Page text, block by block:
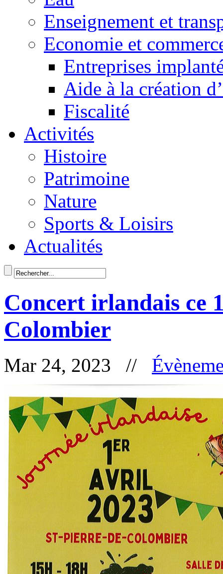
Enseignement et
Economie et
Entreprises
Aide à la création
Fiscalité
Activités
Histoire
Patrimoine
Nature
Sports & Loisirs
Actualités
Concert irlandais ce
Colombier
Mar 24, 2023 //